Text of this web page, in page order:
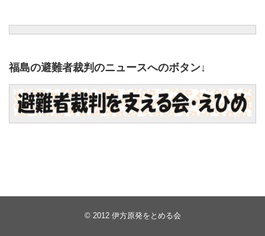
福島の避難者裁判のニュースへのボタン↓
© 2012 伊方原発をとめる会